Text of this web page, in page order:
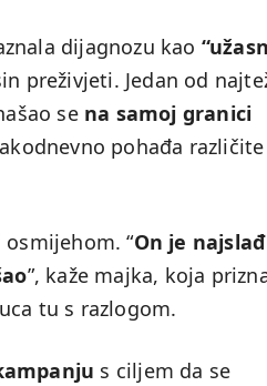
dijagnozu kao
preživjeti. Jedan od
se na samoj granici
pohađa različite
“On je
”, kaže majka, koja
tu s razlogom.
s ciljem da se